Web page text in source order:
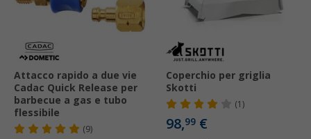
Attacco rapido a due vie
Cadac Quick Release per
barbecue a gas e tubo
flessibile
(9)
Coperchio per griglia
Skotti
(1)
98,99 €